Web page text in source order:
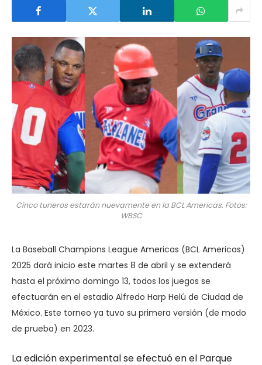
Cinco tuneros estarán nuevamente en la BCL Americas. Fotos:
WBSC
La Baseball Champions League Americas (BCL Americas)
2025 dará inicio este martes 8 de abril y se extenderá
hasta el próximo domingo 13, todos los juegos se
efectuarán en el estadio Alfredo Harp Helú de Ciudad de
México. Este torneo ya tuvo su primera versión (de modo
de prueba) en 2023.
La edición experimental se efectuó en el Parque